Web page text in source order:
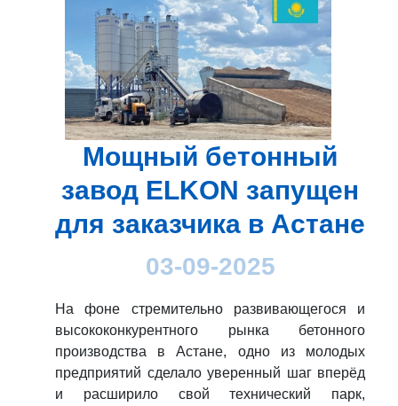
Мощный бетонный
завод ELKON запущен
для заказчика в Астане
03-09-2025
На фоне стремительно развивающегося и
высококонкурентного рынка бетонного
производства в Астане, одно из молодых
предприятий сделало уверенный шаг вперёд
и расширило свой технический парк,